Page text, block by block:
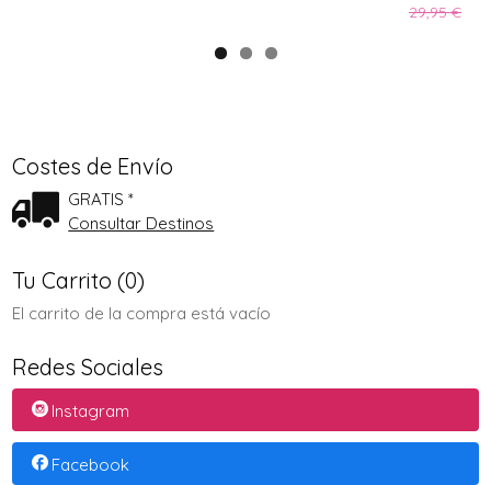
Costes de Envío
GRATIS *
Consultar Destinos
Tu Carrito (0)
El carrito de la compra está vacío
Redes Sociales
Instagram
Facebook
29,95 €